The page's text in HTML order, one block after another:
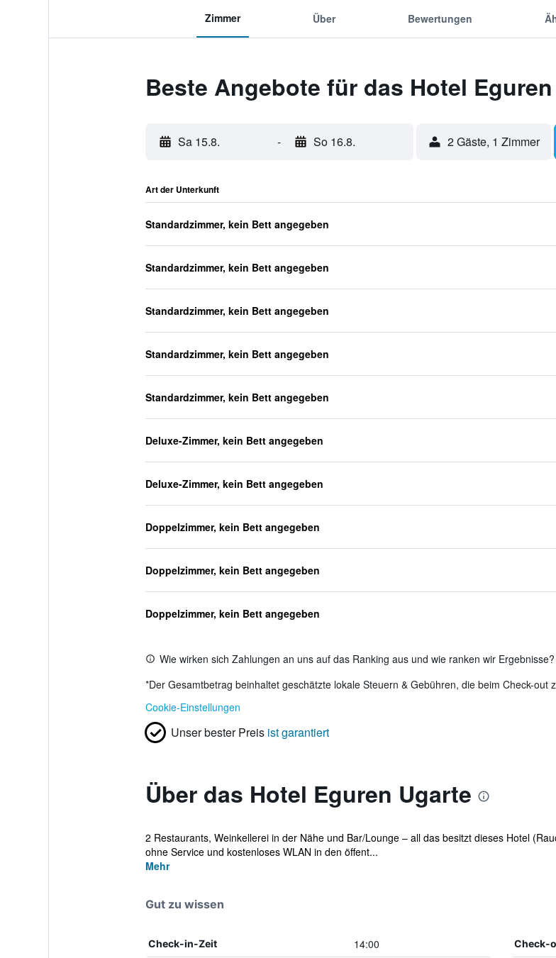
Zimmer Über Bewertungen
Beste Angebote für das Hotel
Sa 15.8. - So 16.8. 2 Gäste, 1 Zimmer
Art der Unterkunft
Standardzimmer, kein Bett angegeben
Standardzimmer, kein Bett angegeben
Standardzimmer, kein Bett angegeben
Standardzimmer, kein Bett angegeben
Standardzimmer, kein Bett angegeben
Deluxe-Zimmer, kein Bett angegeben
Deluxe-Zimmer, kein Bett angegeben
Doppelzimmer, kein Bett angegeben
Doppelzimmer, kein Bett angegeben
Doppelzimmer, kein Bett angegeben
Wie wirken sich Zahlungen an uns auf das Ranking aus und wie ranken wir Ergebnisse?
*Der Gesamtbetrag beinhaltet geschätzte lokale Steuern & Gebühren, die beim Check-out
Cookie-Einstellungen
Unser bester Preis ist garantiert
Über das Hotel Eguren Ugarte
2 Restaurants, Weinkellerei in der Nähe und Bar/Lounge – all das besitzt dieses Hotel
ohne Service und kostenloses WLAN in den öffent...
Mehr
Gut zu wissen
Check-in-Zeit 14:00 Check-